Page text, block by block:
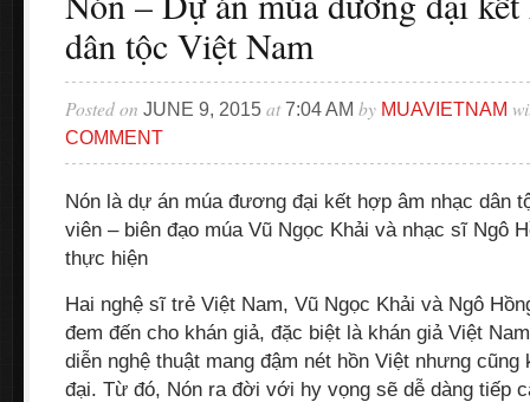
dân tộc Việt Nam
Posted on JUNE 9, 2015 at7:04 AM by MUAVIETNAM
COMMENT
Nón là dự án múa đương đại kết hợp âm nhạc dân
viên – biên đạo múa Vũ Ngọc Khải và nhạc sĩ Ngô
thực hiện
Hai nghệ sĩ trẻ Việt Nam, Vũ Ngọc Khải và Ngô
đem đến cho khán giả, đặc biệt là khán giả Việt
diễn nghệ thuật mang đậm nét hồn Việt nhưng
đại. Từ đó, Nón ra đời với hy vọng sẽ dễ dàng tiếp